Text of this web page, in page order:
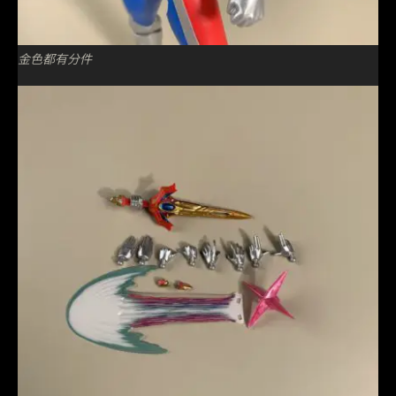
金色都有分件